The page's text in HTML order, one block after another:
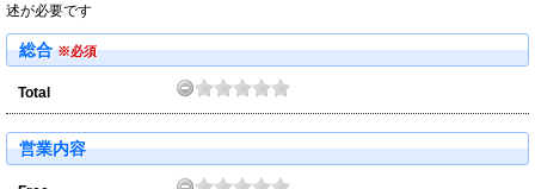
述が必要です
総合※必須
Total
営業内容